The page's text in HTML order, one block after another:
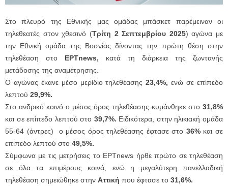
Στο πλευρό της Εθνικής μας ομάδας μπάσκετ παρέμειναν οι
τηλεθεατές στον χθεσινό (Τρίτη 2 Σεπτεμβρίου 2025) αγώνα με
την Εθνική ομάδα της Βοσνίας δίνοντας την πρώτη θέση στην
τηλεθέαση στο ΕΡΤnews, κατά τη διάρκεια της ζωντανής
μετάδοσης της αναμέτρησης.
O αγώνας έκανε μέσο μερίδιο τηλεθέασης23,4%, ενώ σε επίπεδο
λεπτού 29,9%.
Στο ανδρικό κοινό ο μέσος όρος τηλεθέασης κυμάνθηκε στο 31,8%
και σε επίπεδο λεπτού στο 39,7%. Ειδικότερα, στην ηλικιακή ομάδα
55-64 (άντρες) ο μέσος όρος τηλεθέασης έφτασε στο 36%και σε
επίπεδο λεπτού στο 49,5%.
Σύμφωνα με τις μετρήσεις το ΕΡΤnews ήρθε πρώτο σε τηλεθέαση
σε όλα τα επιμέρους κοινά, ενώ η μεγαλύτερη πανελλαδική
τηλεθέαση σημειώθηκε στην Αττική που έφτασε το 31,6%.